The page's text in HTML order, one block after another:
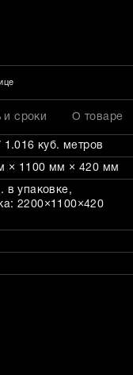
и сроки О товаре
1.016 куб. метров
× 1100 мм × 420 мм
в упаковке,
2200×1100×420